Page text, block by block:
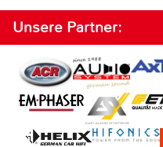
Unsere Partner: